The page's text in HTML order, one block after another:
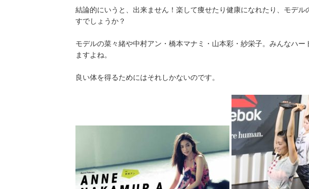
結論的にいうと、出来ません！楽して痩せたり健康になれたり、モデ
すでしょうか？
モデルの菜々緒や中村アン・橋本マナミ・山本彩・紗栄子。みんなハ
ますよね。
良い体を得るためにはそれしかないのです。